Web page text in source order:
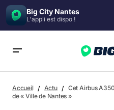
Big City Nantes
L'appli est dispo !
Ville de Nantes »
Accueil Actu
Cet Airbus
de « Ville de Nantes »